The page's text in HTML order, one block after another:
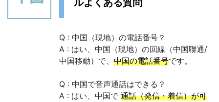
ルよくある質問
Q : 中国（現地）の電話番号？
A : はい、中国（現地）の回線（中国聯通/
中国移動）で、 中国の電話番号です。
Q : 中国で音声通話はできる？
A : はい、中国で 通話（発信・着信）が可